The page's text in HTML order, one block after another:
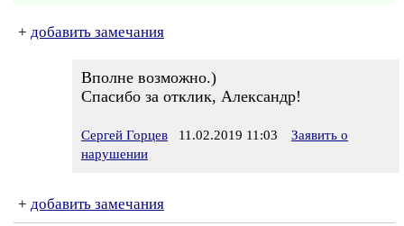
+ добавить замечания
Вполне возможно.)
Спасибо за отклик, Александр!
Сергей Горцев 11.02.2019 11:03
Заявить о
нарушении
+ добавить замечания